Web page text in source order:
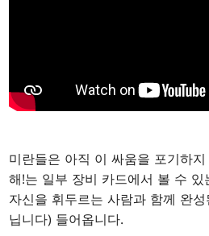
미란들은 아직 이 싸움을 포기하
해!는 일부 장비 카드에서 볼 수
자신을 휘두르는 사람과 함께 완
닙니다) 들어옵니다.